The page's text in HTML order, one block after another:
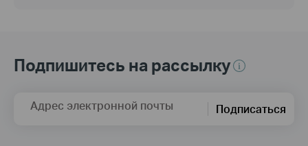
Подпишитесь на рассылку
Адрес электронной почты Подписаться